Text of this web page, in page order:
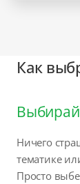
Как
Ничего
тематике
Просто